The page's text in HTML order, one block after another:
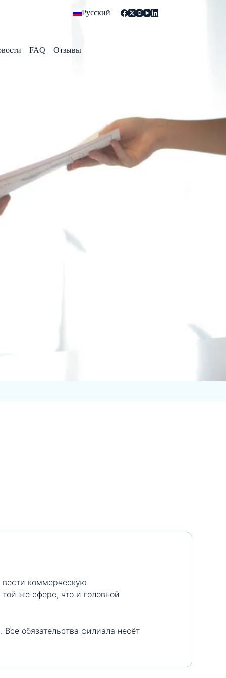
Русский
FAQ Отзывы
коммерческую
же сфере, что и головной
обязательства филиала несёт